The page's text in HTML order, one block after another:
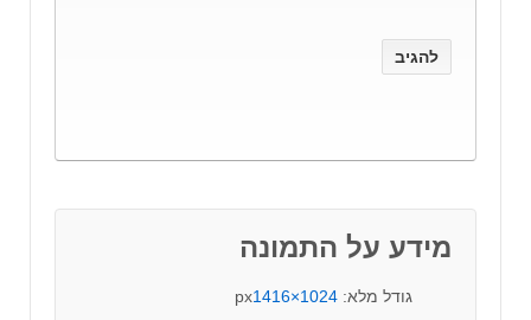
מידע על התמונה
גודל מלא: 1024×1416
px